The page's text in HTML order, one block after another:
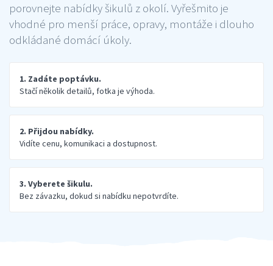
porovnejte nabídky šikulů z okolí. Vyřešmito je
vhodné pro menší práce, opravy, montáže i dlouho
odkládané domácí úkoly.
1. Zadáte poptávku.
Stačí několik detailů, fotka je výhoda.
2. Přijdou nabídky.
Vidíte cenu, komunikaci a dostupnost.
3. Vyberete šikulu.
Bez závazku, dokud si nabídku nepotvrdíte.